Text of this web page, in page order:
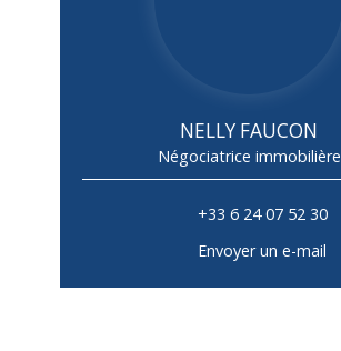
NELLY FAUCON
Négociatrice immobilière
+33 6 24 07 52 30
Envoyer un e-mail